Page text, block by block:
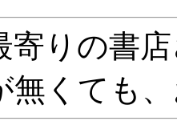
寄りの書
無くても